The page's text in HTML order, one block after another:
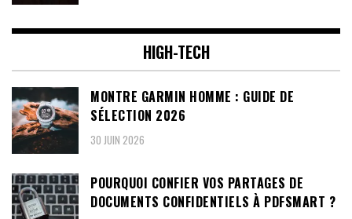
HIGH-TECH
MONTRE GARMIN HOMME : GUIDE DE
SÉLECTION 2026
30 JUIN 2026
POURQUOI CONFIER VOS PARTAGES DE
DOCUMENTS CONFIDENTIELS À PDFSMART ?